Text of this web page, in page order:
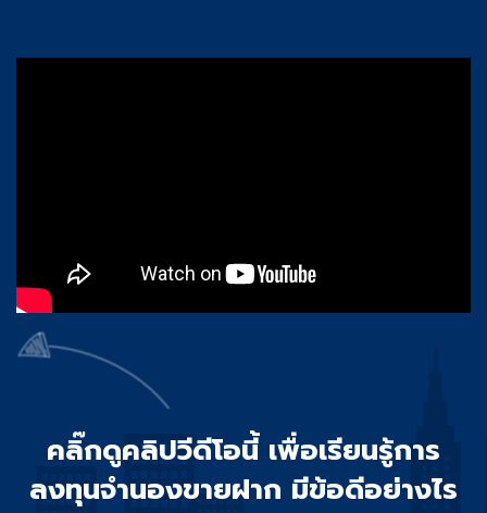
คลิ๊กดูคลิปวีดีโอนี้ เพื่อเรียนรู้การ
ลงทุนจำนองขายฝาก มีข้อดีอย่างไร